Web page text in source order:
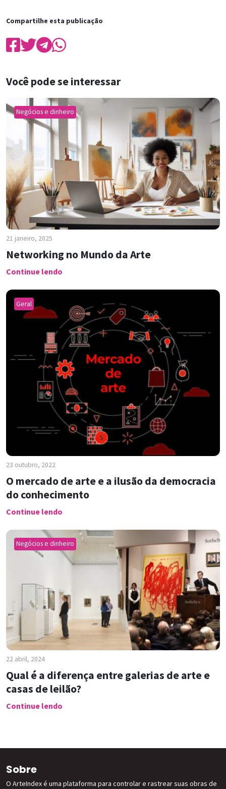
Compartilhe esta publicação
Você pode se interessar
Negócios e dinheiro
21 janeiro, 2025
Networking no Mundo da Arte
Continue lendo
Geral
23 outubro, 2022
O mercado de arte e a ilusão da democracia
do conhecimento
Continue lendo
Negócios e dinheiro
22 abril, 2024
Qual é a diferença entre galerias de arte e
casas de leilão?
Continue lendo
Sobre
O ArteIndex é uma plataforma para controlar e rastrear suas obras de